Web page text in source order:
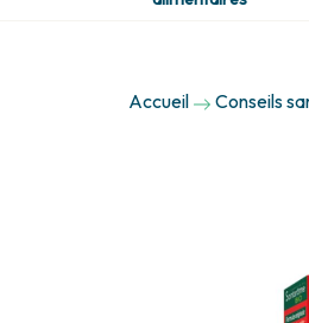
Accueil Conseils